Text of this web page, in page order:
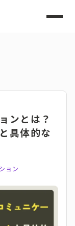
ンとは？
具体的な
ョン